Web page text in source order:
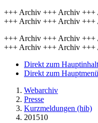
+++ Archiv +++ Archiv
+++ Archiv +++ Archiv
+++ Archiv +++ Archiv
+++ Archiv +++ Archiv
Direkt zum
Direkt zum
Webarchiv
Presse
Kurzmeldungen (hib)
201510